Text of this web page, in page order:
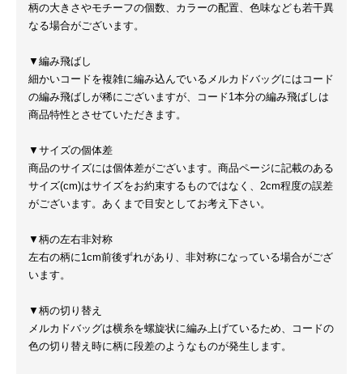
柄の大きさやモチーフの個数、カラーの配置、色味なども若干異
なる場合がございます。
▼編み飛ばし
細かいコードを複雑に編み込んでいるメルカドバッグにはコード
の編み飛ばしが稀にございますが、コード1本分の編み飛ばしは
商品特性とさせていただきます。
▼サイズの個体差
商品のサイズには個体差がございます。商品ページに記載のある
サイズ(cm)はサイズをお約束するものではなく、2cm程度の誤差
がございます。あくまで目安としてお考え下さい。
▼柄の左右非対称
左右の柄に1cm前後ずれがあり、非対称になっている場合がござ
います。
▼柄の切り替え
メルカドバッグは横糸を螺旋状に編み上げているため、コードの
色の切り替え時に柄に段差のようなものが発生します。